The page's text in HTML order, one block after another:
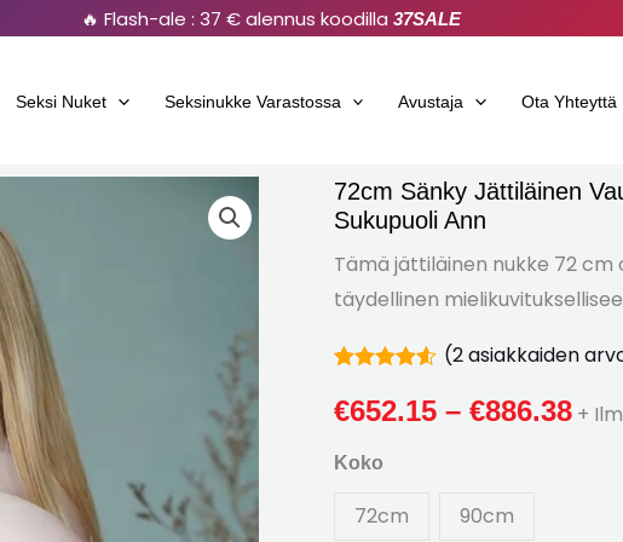
🔥 Flash-ale : 37 € alennus koodilla 37SALE
Seksi Nuket Seksinukke Varastossa Avustaja Ota Yhteyttä
72cm Sänky Jättiläinen
Sukupuoli Ann
Tämä jättiläinen nukke 72
täydellinen
4.50ulos
5
asiakkaiden
(2asiakkaiden
€652.15 – €886.38 +
Koko
72cm 90cm
72cm
Sänky
Jättiläinen
Vauva
Nukke
Todellinen
Ann
määrä